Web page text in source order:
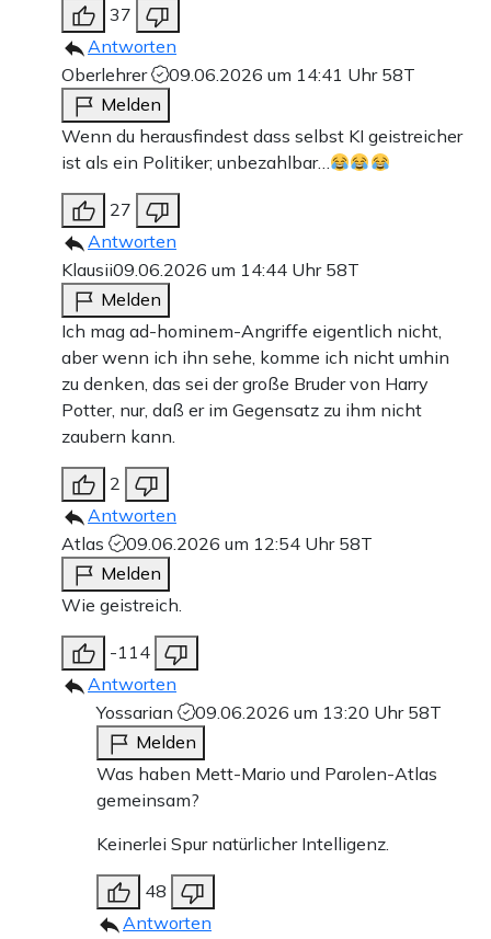
37
Antworten
Oberlehrer
09.06.2026 um 14:41 Uhr 58T
Melden
Wenn du herausfindest dass selbst KI geistreicher
ist als ein Politiker; unbezahlbar…
27
Antworten
Klausii09.06.2026 um 14:44 Uhr 58T
Melden
Ich mag ad-hominem-Angriffe eigentlich nicht,
aber wenn ich ihn sehe, komme ich nicht umhin
zu denken, das sei der große Bruder von Harry
Potter, nur, daß er im Gegensatz zu ihm nicht
zaubern kann.
2
Antworten
Atlas
09.06.2026 um 12:54 Uhr 58T
Melden
Wie geistreich.
-114
Antworten
Yossarian
09.06.2026 um 13:20 Uhr 58T
Melden
Was haben Mett-Mario und Parolen-Atlas
gemeinsam?
Keinerlei Spur natürlicher Intelligenz.
48
Antworten